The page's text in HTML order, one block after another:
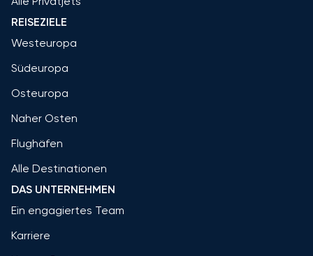
REISEZIELE
Westeuropa
Südeuropa
Osteuropa
Naher Osten
Flughäfen
Alle Destinationen
DAS UNTERNEHMEN
Ein engagiertes Team
Karriere